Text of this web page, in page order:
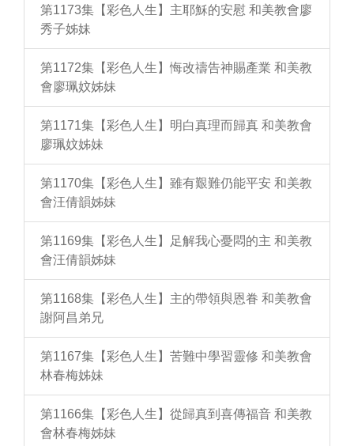
第1173集【彩色人生】主耶穌的安慰 和美教會廖
秀子姊妹
第1172集【彩色人生】悔改禱告神賜產業 和美教
會廖珮妏姊妹
第1171集【彩色人生】明白真理而歸真 和美教會
廖珮妏姊妹
第1170集【彩色人生】雖有艱難仍能平安 和美教
會汪倩韻姊妹
第1169集【彩色人生】足解我心憂悶的主 和美教
會汪倩韻姊妹
第1168集【彩色人生】主的帶領與恩眷 和美教會
謝阿昌弟兄
第1167集【彩色人生】苦難中學習靈修 和美教會
林春梅姊妹
第1166集【彩色人生】從歸真到喜傳福音 和美教
會林春梅姊妹